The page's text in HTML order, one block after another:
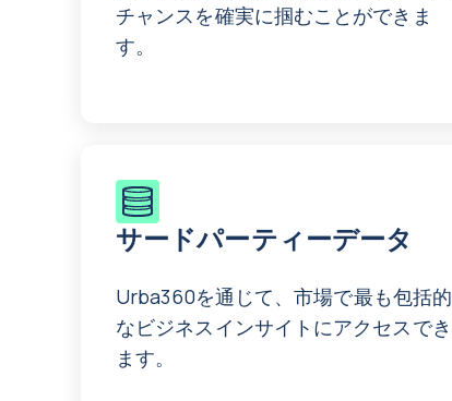
チャンスを確実に掴むことができま
す。
サードパーティーデータ
Urba360を通じて、市場で最も包括的
なビジネスインサイトにアクセスでき
ます。